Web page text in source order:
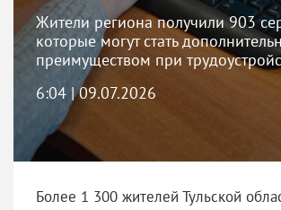
Жители региона получили 903
которые могут стать
преимуществом при
6:04 | 09.07.2026
Более 1 300 жителей Тульской